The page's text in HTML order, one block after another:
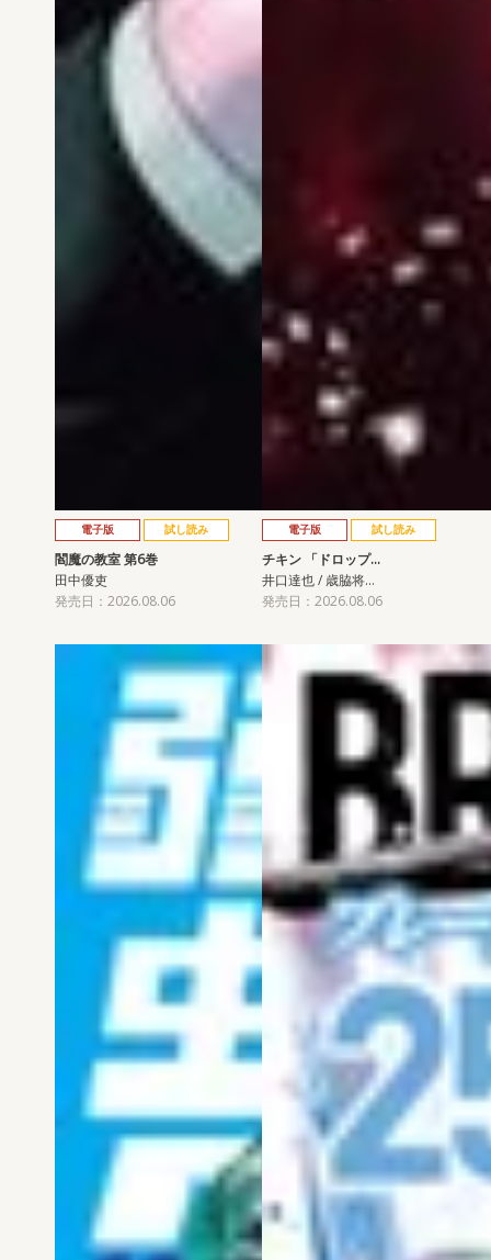
電子版 試し読み
閻魔の教室 第6巻
田中優吏
発売日：2026.08.06
電子版 試し読み
チキン 「ドロップ…
井口達也 / 歳脇将…
発売日：2026.08.06